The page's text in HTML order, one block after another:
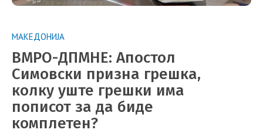
МАКЕДОНИЈА
ВМРО-ДПМНЕ: Апостол
Симовски призна грешка,
колку уште грешки има
пописот за да биде
комплетен?